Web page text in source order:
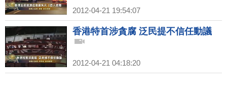
2012-04-21 19:54:07
香港特首涉貪腐 泛民提不信任動議
2012-04-21 04:18:20